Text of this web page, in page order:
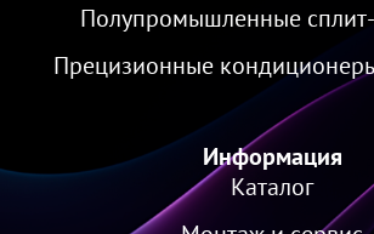
Полупромышленные
Прецизионные
Информация
Каталог